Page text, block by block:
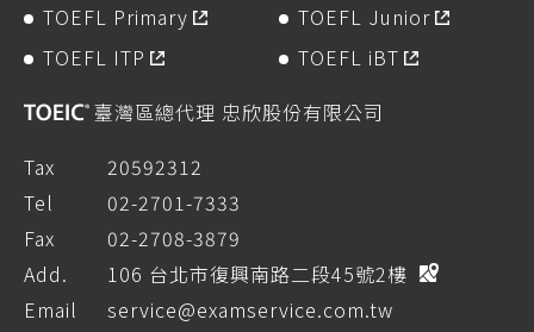
TOEFL Primary
TOEFL Junior
TOEFL ITP
TOEFL iBT
臺灣區總代理 忠欣股份有限公司
Tax
20592312
Tel
02-2701-7333
Fax
02-2708-3879
Add.
106 台北市復興南路二段45號2樓
Email
service@examservice.com.tw